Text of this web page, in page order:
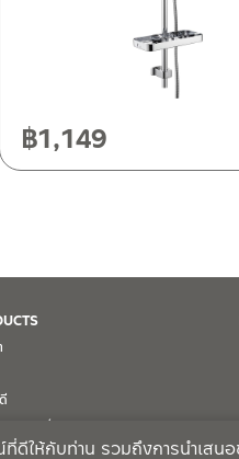
฿1,149
วะชาย / Urinal
งหมดให้กับท่าน รวมถึงการนำเสน